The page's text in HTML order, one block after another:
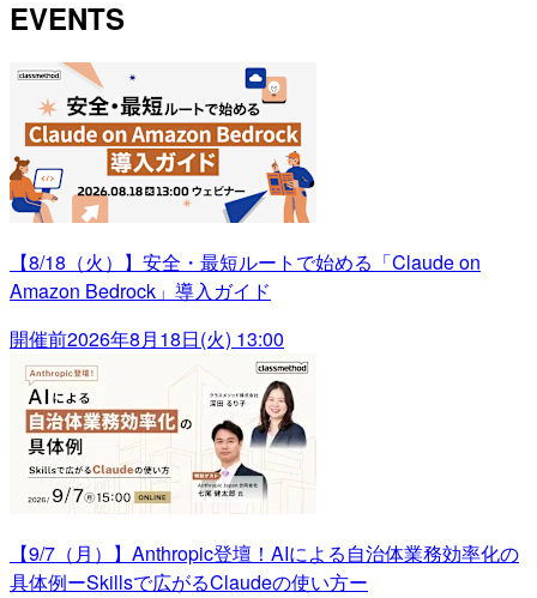
EVENTS
【8/18（火）】安全・最短ルートで始める「Claude on
Amazon Bedrock」導入ガイド
開催前2026年8月18日(火) 13:00
【9/7（月）】Anthropic登壇！AIによる自治体業務効率化の
具体例ーSkillsで広がるClaudeの使い方ー